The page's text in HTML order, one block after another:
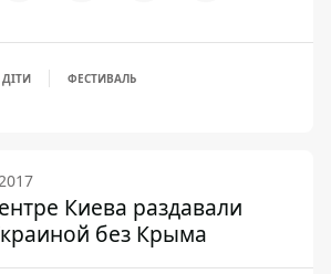
ДІТИ ФЕСТИВАЛЬ
Киева раздавали
без Крыма